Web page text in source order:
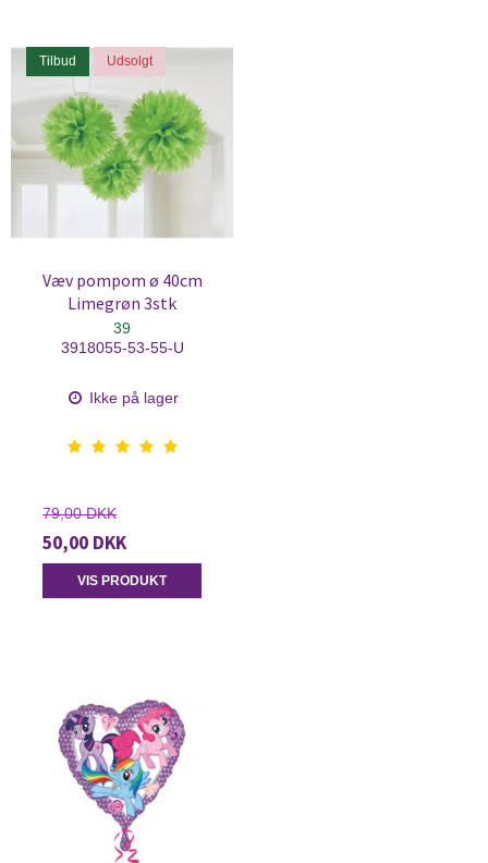
Tilbud Udsolgt
Væv pompom ø 40cm
Limegrøn 3stk
39
3918055-53-55-U
Ikke på lager
79,00 DKK
50,00 DKK
VIS PRODUKT